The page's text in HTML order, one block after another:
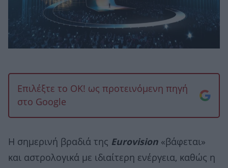
Επιλέξτε το OK! ως προτεινόμενη πηγή
στο Google
Η σημερινή βραδιά της Eurovision «βάφεται»
και αστρολογικά με ιδιαίτερη ενέργεια, καθώς η